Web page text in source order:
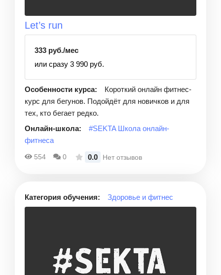
Let’s run
333 руб./мес
или сразу 3 990 руб.
Особенности курса:
Короткий онлайн фитнес-
курс для бегунов. Подойдёт для новичков и для
тех, кто бегает редко.
Онлайн-школа:
#SEKTA Школа онлайн-
фитнеса
554 0 0.0 Нет отзывов
Категория обучения: Здоровье и фитнес